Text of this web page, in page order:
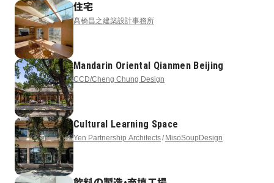
住宅
髙橋昌之建築設計事務所
Mandarin Oriental Qianmen Beijing
CCD/Cheng Chung Design
Cultural Learning Space
Yen Partnership Architects MisoSoupDesign